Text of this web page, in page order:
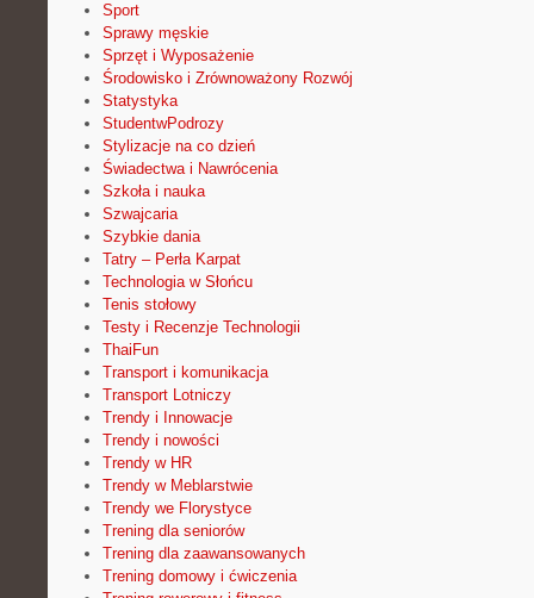
Sport
Sprawy męskie
Sprzęt i Wyposażenie
Środowisko i Zrównoważony Rozwój
Statystyka
StudentwPodrozy
Stylizacje na co dzień
Świadectwa i Nawrócenia
Szkoła i nauka
Szwajcaria
Szybkie dania
Tatry – Perła Karpat
Technologia w Słońcu
Tenis stołowy
Testy i Recenzje Technologii
ThaiFun
Transport i komunikacja
Transport Lotniczy
Trendy i Innowacje
Trendy i nowości
Trendy w HR
Trendy w Meblarstwie
Trendy we Florystyce
Trening dla seniorów
Trening dla zaawansowanych
Trening domowy i ćwiczenia